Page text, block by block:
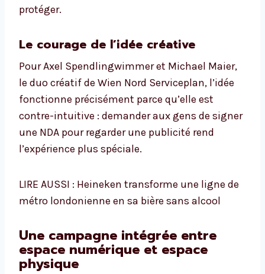
protéger.
Le courage de l’idée créative
Pour Axel Spendlingwimmer et Michael Maier,
le duo créatif de Wien Nord Serviceplan, l’idée
fonctionne précisément parce qu’elle est
contre-intuitive : demander aux gens de signer
une NDA pour regarder une publicité rend
l’expérience plus spéciale.
LIRE AUSSI : Heineken transforme une ligne de
métro londonienne en sa bière sans alcool
Une campagne intégrée entre
espace numérique et espace
physique